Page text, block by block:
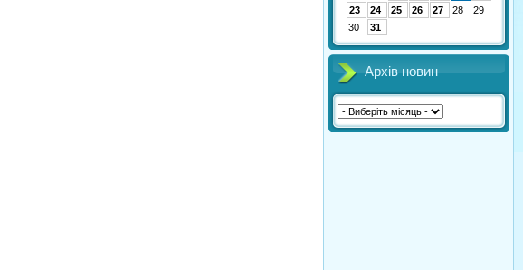
23
24 25 26 27 28
29
30
31
Архів новин